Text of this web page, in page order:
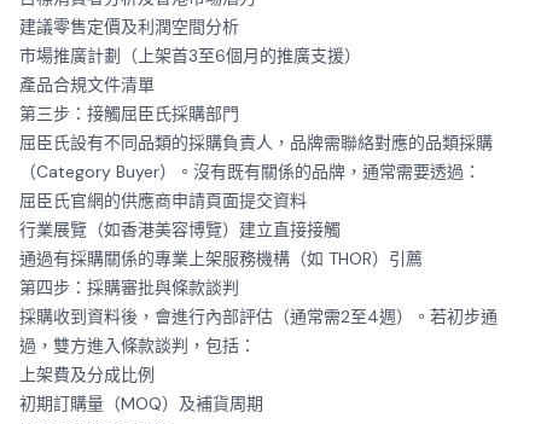
建議零售定價及利潤空間分析
市場推廣計劃（上架首3至6個月的推廣支援）
產品合規文件清單
第三步：接觸屈臣氏採購部門
屈臣氏設有不同品類的採購負責人，品牌需聯絡對應的品類採購
（Category Buyer）。沒有既有關係的品牌，通常需要透過：
屈臣氏官網的供應商申請頁面提交資料
行業展覽（如香港美容博覽）建立直接接觸
通過有採購關係的專業上架服務機構（如 THOR）引薦
第四步：採購審批與條款談判
採購收到資料後，會進行內部評估（通常需2至4週）。若初步通
過，雙方進入條款談判，包括：
上架費及分成比例
初期訂購量（MOQ）及補貨周期